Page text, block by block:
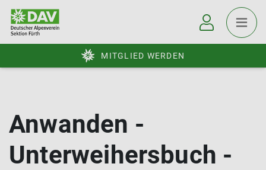
MITGLIED WERDEN
Anwanden -
Unterweihersbuch -